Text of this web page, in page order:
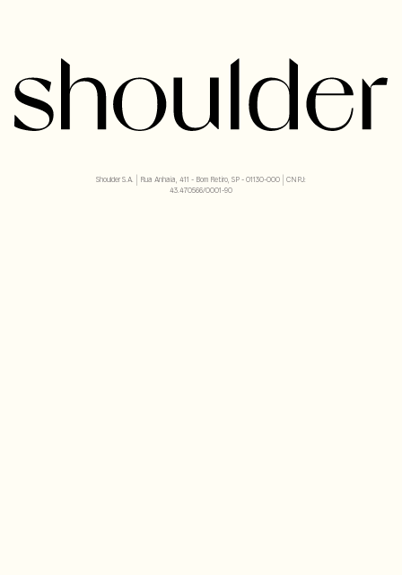
Shoulder S.A. | Rua Anhaia, 411 - Bom Retiro, SP - 01130-000 | CNPJ:
43.470566/0001-90